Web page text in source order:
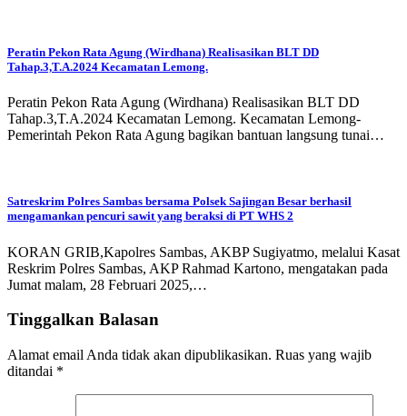
Peratin Pekon Rata Agung (Wirdhana) Realisasikan BLT DD
Tahap.3,T.A.2024 Kecamatan Lemong.
Peratin Pekon Rata Agung (Wirdhana) Realisasikan BLT DD
Tahap.3,T.A.2024 Kecamatan Lemong. Kecamatan Lemong-
Pemerintah Pekon Rata Agung bagikan bantuan langsung tunai…
Satreskrim Polres Sambas bersama Polsek Sajingan Besar berhasil
mengamankan pencuri sawit yang beraksi di PT WHS 2
KORAN GRIB,Kapolres Sambas, AKBP Sugiyatmo, melalui Kasat
Reskrim Polres Sambas, AKP Rahmad Kartono, mengatakan pada
Jumat malam, 28 Februari 2025,…
Tinggalkan Balasan
Alamat email Anda tidak akan dipublikasikan. Ruas yang wajib
ditandai *